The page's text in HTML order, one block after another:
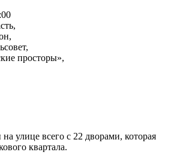
просторы»,
улице всего с 22 дворами, которая
квартала.